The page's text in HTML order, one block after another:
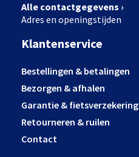
Alle contactgegevens ›
Adres en openingstijden
Klantenservice
Bestellingen & betalingen
Bezorgen & afhalen
Garantie & fietsverzekering
Retourneren & ruilen
Contact